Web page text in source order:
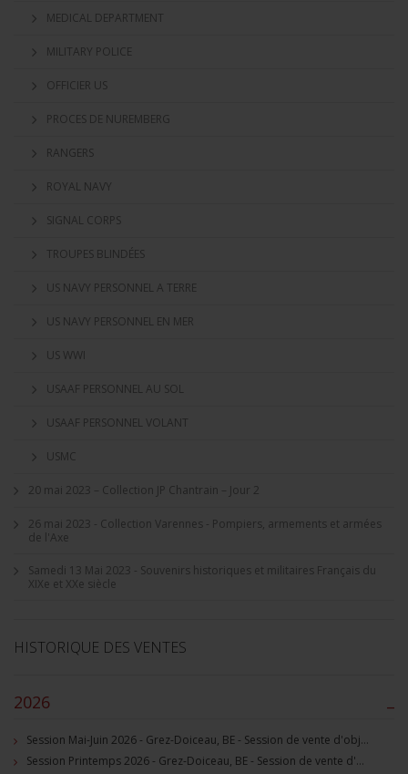
MEDICAL DEPARTMENT
MILITARY POLICE
OFFICIER US
PROCES DE NUREMBERG
RANGERS
ROYAL NAVY
SIGNAL CORPS
TROUPES BLINDÉES
US NAVY PERSONNEL A TERRE
US NAVY PERSONNEL EN MER
US WWI
USAAF PERSONNEL AU SOL
USAAF PERSONNEL VOLANT
USMC
20 mai 2023 – Collection JP Chantrain – Jour 2
26 mai 2023 - Collection Varennes - Pompiers, armements et armées
de l'Axe
Samedi 13 Mai 2023 - Souvenirs historiques et militaires Français du
XIXe et XXe siècle
HISTORIQUE DES VENTES
–
2026
Session Mai-Juin 2026 - Grez-Doiceau, BE - Session de vente d'objets militaire et souvenirs historiques
Session Printemps 2026 - Grez-Doiceau, BE - Session de vente d'objets militaire et souvenirs historiques